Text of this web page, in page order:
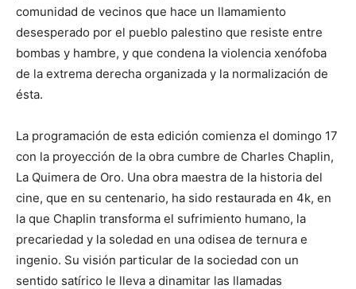
comunidad de vecinos que hace un llamamiento
desesperado por el pueblo palestino que resiste entre
bombas y hambre, y que condena la violencia xenófoba
de la extrema derecha organizada y la normalización de
ésta.
La programación de esta edición comienza el domingo 17
con la proyección de la obra cumbre de Charles Chaplin,
La Quimera de Oro. Una obra maestra de la historia del
cine, que en su centenario, ha sido restaurada en 4k, en
la que Chaplin transforma el sufrimiento humano, la
precariedad y la soledad en una odisea de ternura e
ingenio. Su visión particular de la sociedad con un
sentido satírico le lleva a dinamitar las llamadas